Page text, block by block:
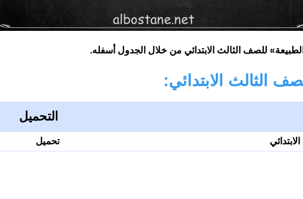
للصف الثالث الابتدائي من خلال الجدول أسفله.
الثالث الابتدائي:
التحميل
تحميل